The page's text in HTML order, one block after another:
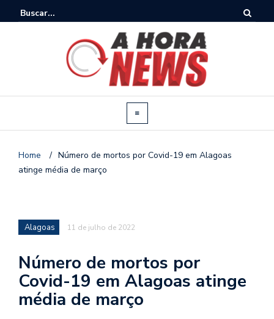
Home / Número de mortos por Covid-19 em Alagoas
atinge média de março
Alagoas 11 de julho de 2022
Número de mortos por
Covid-19 em Alagoas atinge
média de março